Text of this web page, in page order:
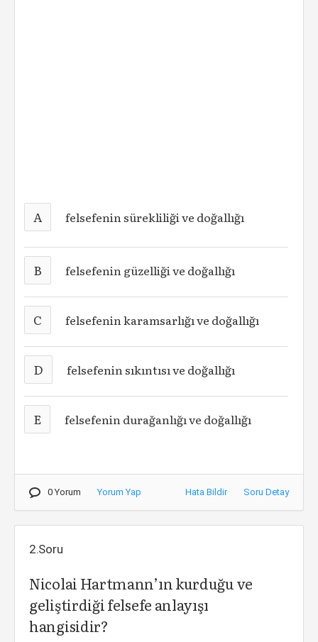
A felsefenin sürekliliği ve doğallığı
B felsefenin güzelliği ve doğallığı
C felsefenin karamsarlığı ve doğallığı
D felsefenin sıkıntısı ve doğallığı
E felsefenin durağanlığı ve doğallığı
0 Yorum Yorum Yap Hata Bildir Soru Detay
2.Soru
Nicolai Hartmann’ın kurduğu ve
geliştirdiği felsefe anlayışı
hangisidir?